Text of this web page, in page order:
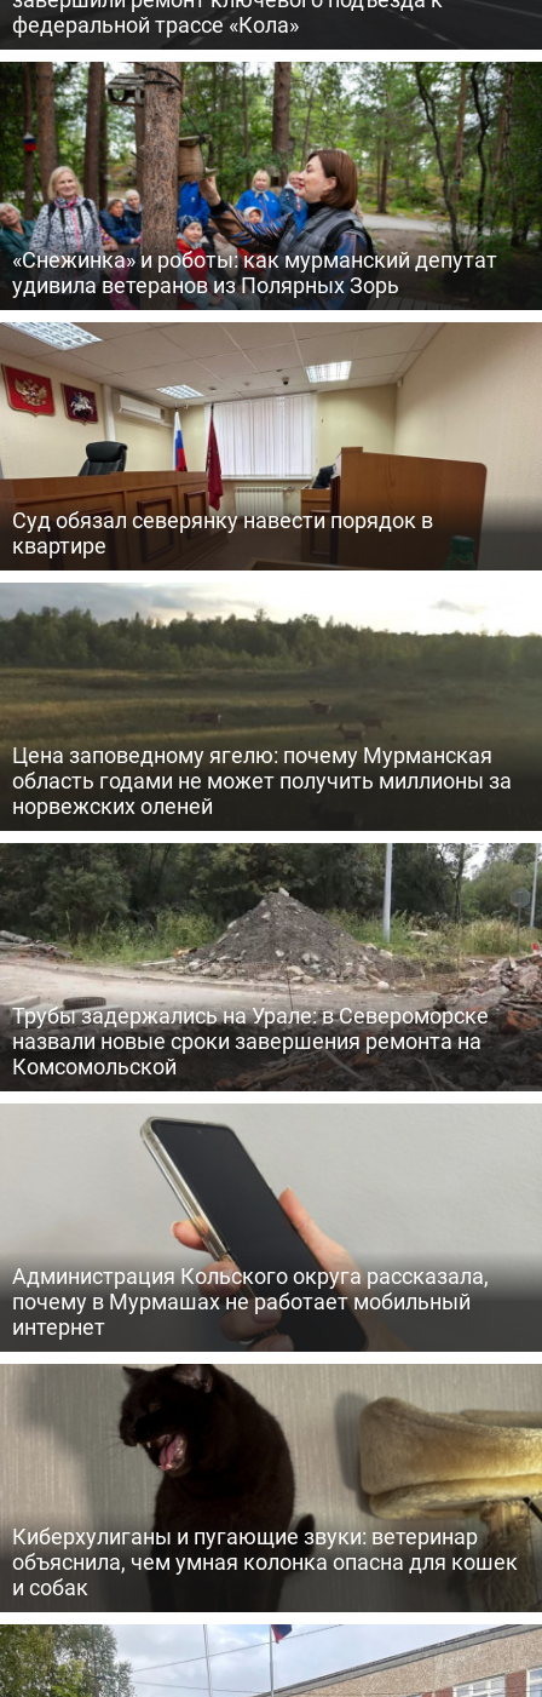
федеральной трассе «Кола»
«Снежинка» и роботы: как мурманский депутат
удивила ветеранов из Полярных Зорь
Суд обязал северянку навести порядок в
квартире
Цена заповедному ягелю: почему Мурманская
область годами не может получить миллионы за
норвежских оленей
Трубы задержались на Урале: в Североморске
назвали новые сроки завершения ремонта на
Комсомольской
Администрация Кольского округа рассказала,
почему в Мурмашах не работает мобильный
интернет
Киберхулиганы и пугающие звуки: ветеринар
объяснила, чем умная колонка опасна для кошек
и собак